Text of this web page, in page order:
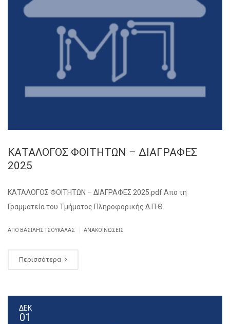
ΚΑΤΑΛΟΓΟΣ ΦΟΙΤΗΤΩΝ – ΔΙΑΓΡΑΦΕΣ
2025
ΚΑΤΑΛΟΓΟΣ ΦΟΙΤΗΤΩΝ – ΔΙΑΓΡΑΦΕΣ 2025.pdf Απο τη
Γραμματεία του Τμήματος Πληροφορικής Δ.Π.Θ.
ΑΠΌ ΒΑΣΊΛΗΣ ΤΣΟΥΚΑΛΆΣ ΑΝΑΚΟΙΝΏΣΕΙΣ
Περισσότερα
ΔΕΚ
01